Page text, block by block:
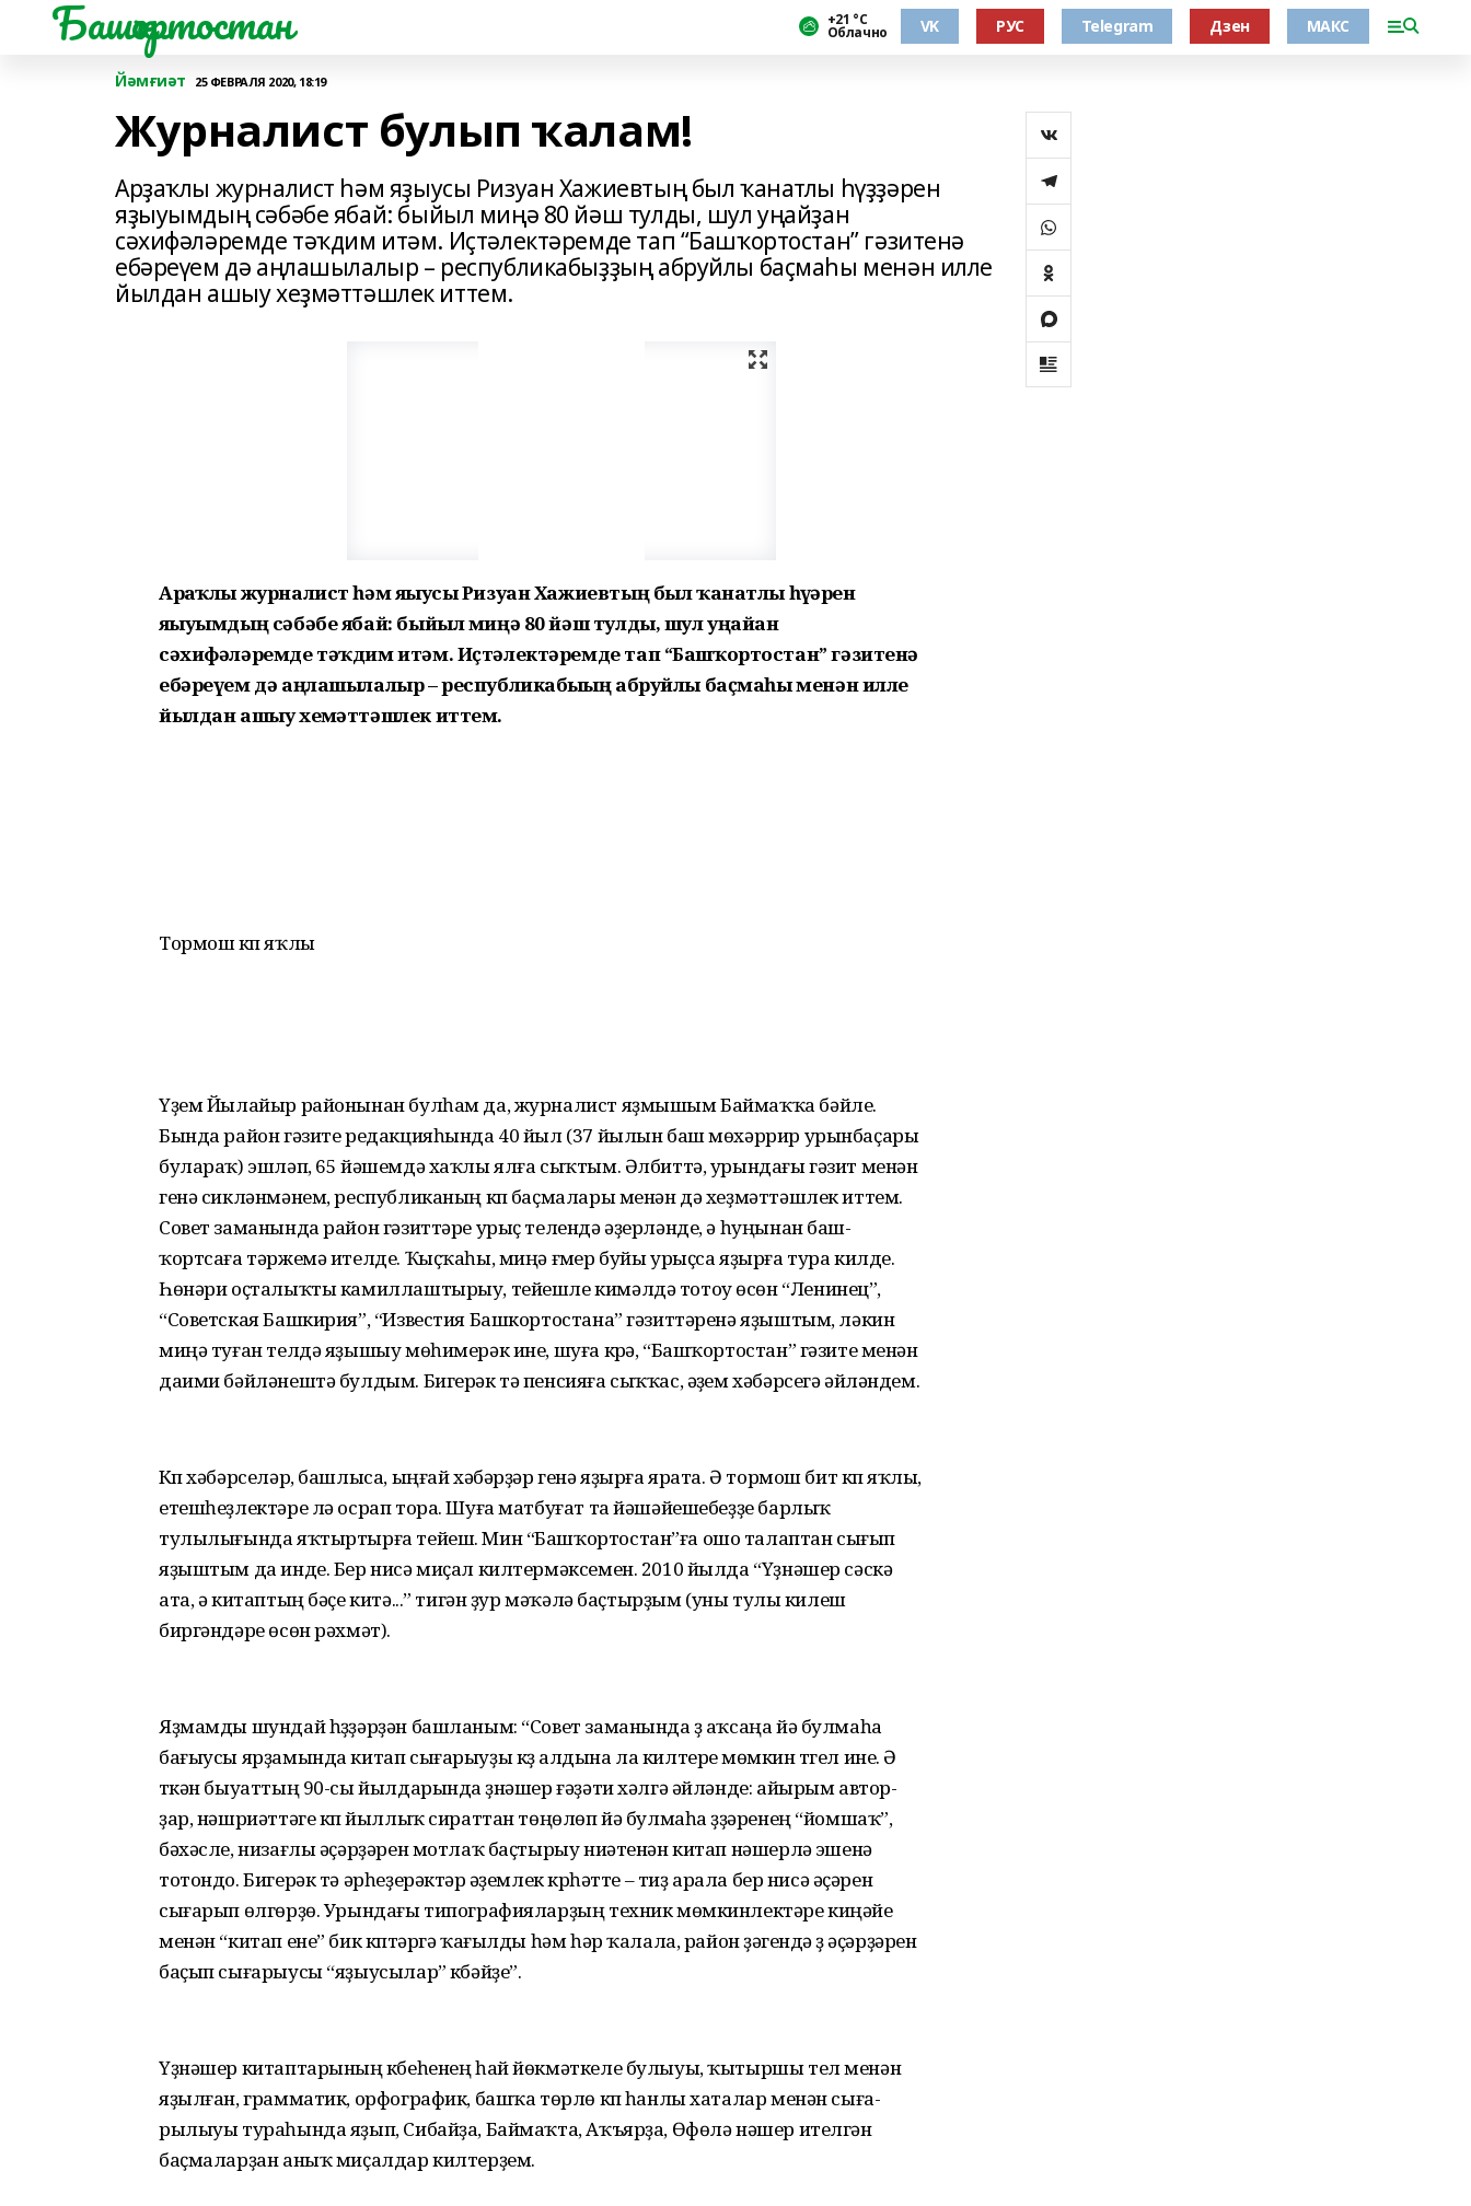
Башҡортостан +21 °С
Облачно VK РУС Telegram Дзен МАКС
Йәмғиәт 25 ФЕВРАЛЯ 2020, 18:19
Журналист булып ҡалам!
Арҙаҡлы журналист һәм яҙыусы Ризуан Хажиевтың был ҡанатлы һүҙҙәрен
яҙыуымдың сәбәбе ябай: быйыл миңә 80 йәш тулды, шул уңайҙан
сәхифәләремде тәҡдим итәм. Иҫтәлектәремде тап “Башҡортостан” гәзитенә
ебәреүем дә аңлашылалыр – республикабыҙҙың абруйлы баҫмаһы менән илле
йылдан ашыу хеҙмәттәшлек иттем.
Арҙаҡлы журналист һәм яҙыусы Ризуан Хажиевтың был ҡанатлы һүҙҙәрен
яҙыуымдың сәбәбе ябай: быйыл миңә 80 йәш тулды, шул уңайҙан
сәхифәләремде тәҡдим итәм. Иҫтәлектәремде тап “Башҡортостан” гәзитенә
ебәреүем дә аңлашылалыр – республикабыҙҙың абруйлы баҫмаһы менән илле
йылдан ашыу хеҙмәттәшлек иттем.
Тормош күп яҡлы
Үҙем Йылайыр районынан булһам да, журналист яҙмышым Баймаҡҡа бәйле.
Бында район гәзите редакцияһында 40 йыл (37 йылын баш мөхәррир урынбаҫары
булараҡ) эшләп, 65 йәшемдә хаҡлы ялға сыҡтым. Әлбиттә, урындағы гәзит менән
генә сикләнмәнем, республиканың күп баҫмалары менән дә хеҙмәттәшлек иттем.
Совет заманында район гәзиттәре урыҫ телендә әҙерләнде, ә һуңынан баш­
ҡортсаға тәржемә ителде. Ҡыҫҡаһы, миңә ғүмер буйы урыҫса яҙырға тура килде.
Һөнәри оҫталыҡты камиллаштырыу, тейешле кимәлдә тотоу өсөн “Ленинец”,
“Советская Башкирия”, “Известия Башкортос­тана” гәзиттәренә яҙыштым, ләкин
миңә туған телдә яҙышыу мөһимерәк ине, шуға күрә, “Башҡортостан” гәзите менән
даими бәйләнештә булдым. Бигерәк тә пенсияға сыҡҡас, әүҙем хәбәрсегә әйләндем.
Күп хәбәрселәр, башлыса, ыңғай хәбәрҙәр генә яҙырға ярата. Ә тормош бит күп яҡлы,
етешһеҙлектәре лә осрап тора. Шуға матбуғат та йәшәйешебеҙҙе барлыҡ
тулылығында яҡтыртырға тейеш. Мин “Башҡортостан”ға ошо талаптан сығып
яҙыштым да инде. Бер нисә миҫал килтермәксемен. 2010 йылда “Үҙнәшер сәскә
ата, ә китаптың бәҫе китә...” тигән ҙур мәҡәлә баҫтырҙым (уны тулы килеш
биргәндәре өсөн рәхмәт).
Яҙмамды шундай һүҙҙәрҙән башланым: “Совет заманында үҙ аҡсаңа йә булмаһа
бағыусы ярҙамында китап сығарыуҙы күҙ алдына ла килтереү мөмкин түгел ине. Ә
үткән быуаттың 90-сы йылдарында үҙнә­шер ғәҙәти хәлгә әйләнде: айырым автор­
ҙар, нәшриәттәге күп йыллыҡ сираттан төңөлөп йә булмаһа үҙҙәренең “йомшаҡ”,
бәхәсле, низағлы әҫәрҙәрен мотлаҡ баҫты­рыу ниәтенән китап нәшерләү эшенә
тотондо. Бигерәк тә әрһеҙерәктәр әүҙемлек күрһәтте – тиҙ арала бер нисә әҫәрен
сығарып өлгөрҙө. Урындағы типогра­фия­лар­ҙың техник мөмкинлектәре киңәйеү
менән “китап ене” бик күптәргә ҡағылды һәм һәр ҡалала, район үҙәгендә үҙ әҫәр­ҙә­рен
баҫып сығарыусы “яҙыусылар” күбәйҙе”.
Үҙнәшер китаптарының күбеһенең һай йөкмәткеле булыуы, ҡытыршы тел менән
яҙылған, грамматик, орфографик, башҡа төрлө күп һанлы хаталар менән сыға­
рылыуы тураһында яҙып, Сибайҙа, Баймаҡта, Аҡъярҙа, Өфөлә нәшер ителгән
баҫмаларҙан аныҡ миҫалдар килтерҙем.